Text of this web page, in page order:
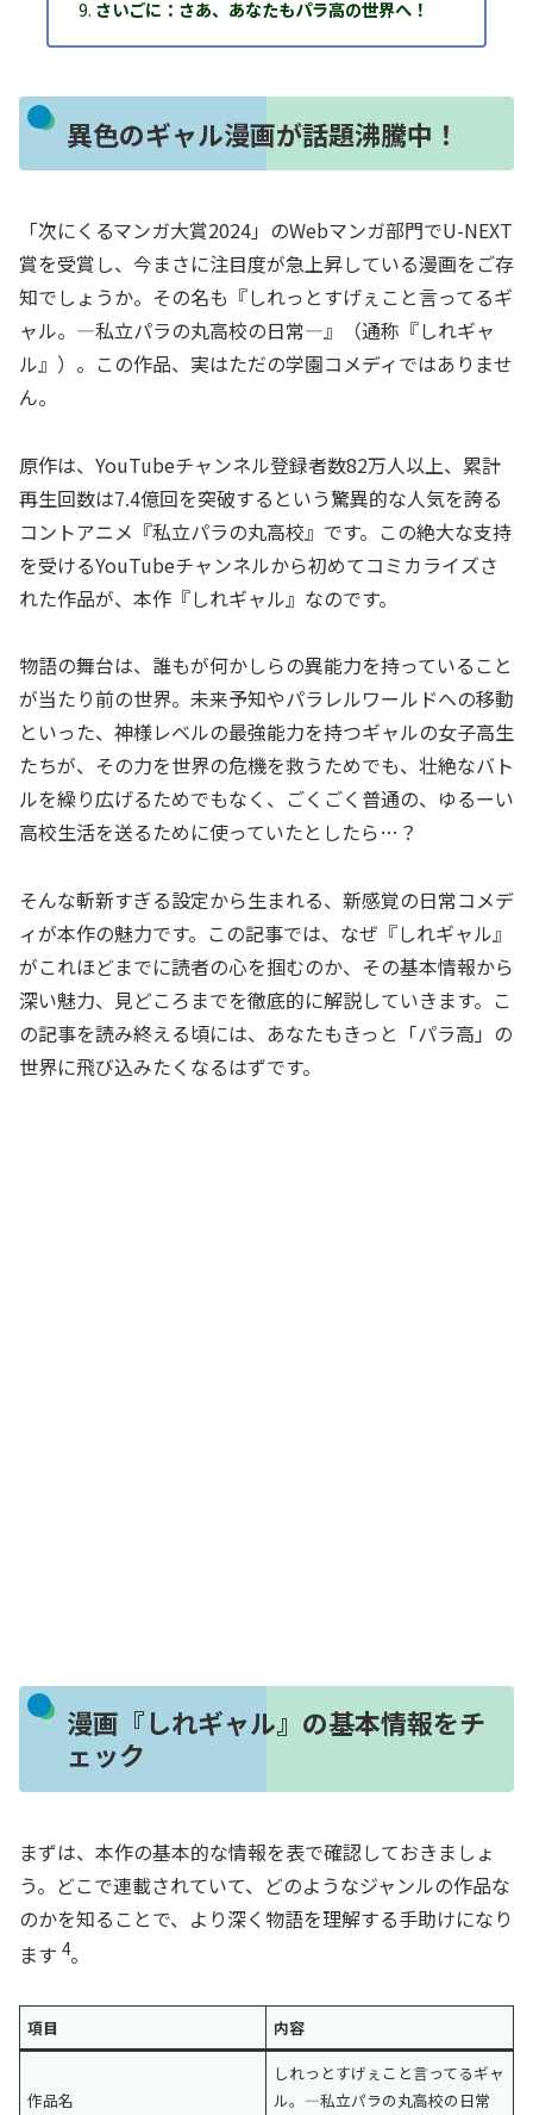
さいごに：さあ、あなたもパラ高の世界へ！
異色のギャル漫画が話題沸騰中！
「次にくるマンガ大賞2024」のWebマンガ部門でU-NEXT
賞を受賞し、今まさに注目度が急上昇している漫画をご存
知でしょうか。その名も『しれっとすげぇこと言ってるギ
ャル。―私立パラの丸高校の日常―』（通称『しれギャ
ル』）。この作品、実はただの学園コメディではありませ
ん。
原作は、YouTubeチャンネル登録者数82万人以上、累計
再生回数は7.4億回を突破するという驚異的な人気を誇る
コントアニメ『私立パラの丸高校』です。この絶大な支持
を受けるYouTubeチャンネルから初めてコミカライズさ
れた作品が、本作『しれギャル』なのです。
物語の舞台は、誰もが何かしらの異能力を持っていること
が当たり前の世界。未来予知やパラレルワールドへの移動
といった、神様レベルの最強能力を持つギャルの女子高生
たちが、その力を世界の危機を救うためでも、壮絶なバト
ルを繰り広げるためでもなく、ごくごく普通の、ゆるーい
高校生活を送るために使っていたとしたら…？
そんな斬新すぎる設定から生まれる、新感覚の日常コメデ
ィが本作の魅力です。この記事では、なぜ『しれギャル』
がこれほどまでに読者の心を掴むのか、その基本情報から
深い魅力、見どころまでを徹底的に解説していきます。こ
の記事を読み終える頃には、あなたもきっと「パラ高」の
世界に飛び込みたくなるはずです。
漫画『しれギャル』の基本情報をチ
ェック
まずは、本作の基本的な情報を表で確認しておきましょ
う。どこで連載されていて、どのようなジャンルの作品な
のかを知ることで、より深く物語を理解する手助けになり
ます 4。
項目 内容
作品名
しれっとすげぇこと言ってるギャ
ル。―私立パラの丸高校の日常